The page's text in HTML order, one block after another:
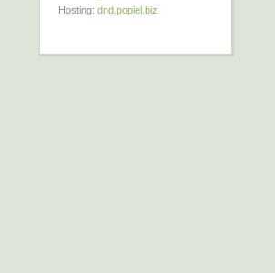
Hosting: dnd.popiel.biz